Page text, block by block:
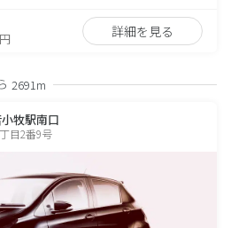
詳細を見る
2691m
牧駅南口
目2番9号